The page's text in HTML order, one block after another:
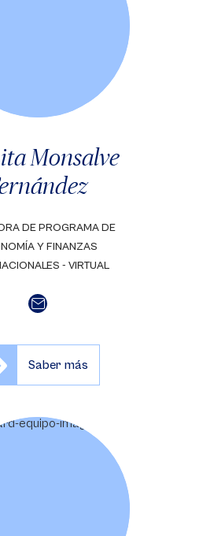
Monsalve
DE PROGRAMA DE
Y FINANZAS
- VIRTUAL
Saber más